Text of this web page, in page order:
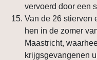
vervoerd door een
Van de 26 stierven
hen in de zomer
Maastricht,
krijgsgevangenen